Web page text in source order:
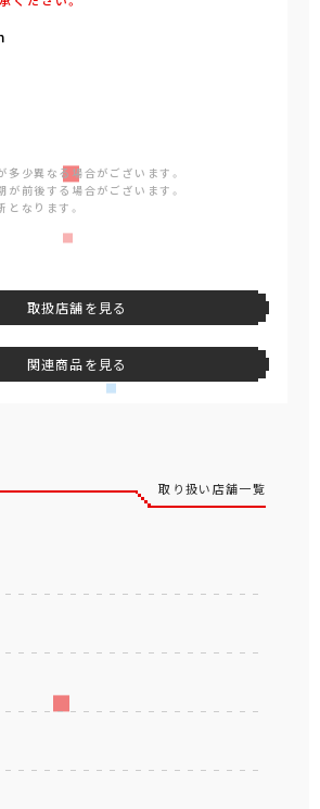
多少異なる場合がございます。
が前後する場合がございます。
となります。
取扱店舗を見る
関連商品を見る
取り扱い店舗一覧